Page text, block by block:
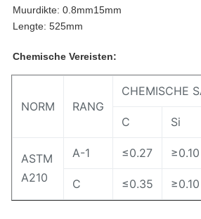
Muurdikte: 0.8mm15mm
Lengte: 525mm
Chemische Vereisten:
NORM RANG
CHEMISCHE
C Si
ASTM
A210
A-1 ≤0.27 ≥0.10
C ≤0.35 ≥0.10